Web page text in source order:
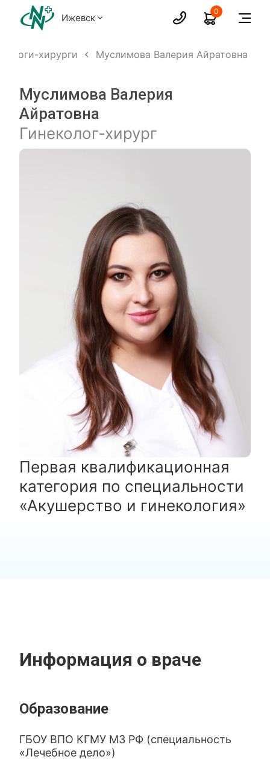
Ижевск
0
хирурги Муслимова Валерия Айратовна
Муслимова Валерия
Айратовна
Гинеколог-хирург
Первая квалификационная
категория по специальности
«Акушерство и гинекология»
Информация о враче
Образование
ГБОУ ВПО КГМУ МЗ РФ (специальность
«Лечебное дело»)